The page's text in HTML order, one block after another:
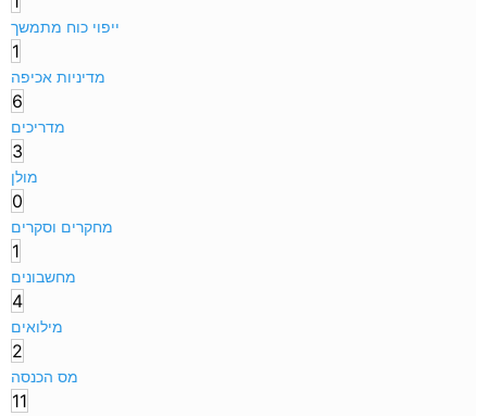
ייפוי כוח מתמשך
1
מדיניות אכיפה
6
מדריכים
3
מולן
0
מחקרים וסקרים
1
מחשבונים
4
מילואים
2
מס הכנסה
11